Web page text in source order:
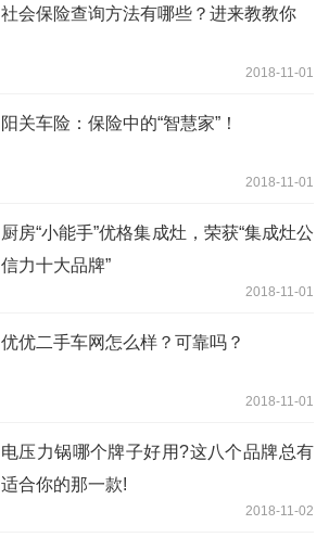
社会保险查询方法有哪些？进来教教你
2018-11-01
阳关车险：保险中的“智慧家”！
2018-11-01
厨房“小能手”优格集成灶，荣获“集成灶公
信力十大品牌”
2018-11-01
优优二手车网怎么样？可靠吗？
2018-11-01
电压力锅哪个牌子好用?这八个品牌总有
适合你的那一款!
2018-11-02